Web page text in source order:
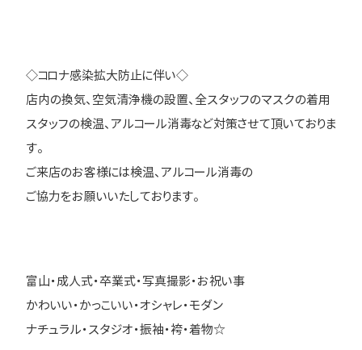
◇コロナ感染拡大防止に伴い◇
店内の換気、空気清浄機の設置、全スタッフのマスクの着用
スタッフの検温、アルコール消毒など対策させて頂いておりま
す。
ご来店のお客様には検温、アルコール消毒の
ご協力をお願いいたしております。
富山・成人式・卒業式・写真撮影・お祝い事
かわいい・かっこいい・オシャレ・モダン
ナチュラル・スタジオ・振袖・袴・着物☆